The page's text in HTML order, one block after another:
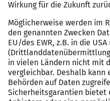
täglich Fach- und
neue berufliche
Ihre Vorteile in
mit Amadeus Fire:
Ohne Anschreiben